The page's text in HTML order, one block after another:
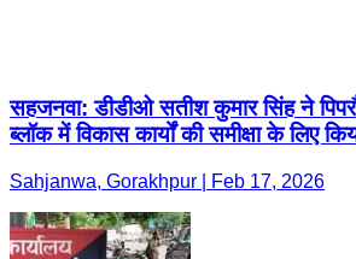
सहजनवा: डीडीओ सतीश कुमार सिंह ने
ब्लॉक में विकास कार्यों की समीक्षा के लिए
Sahjanwa, Gorakhpur | Feb 17, 2026